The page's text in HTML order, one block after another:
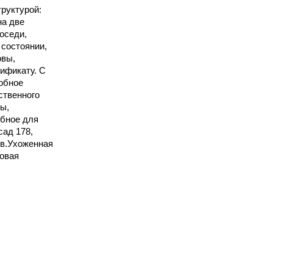
две
С
для
178,